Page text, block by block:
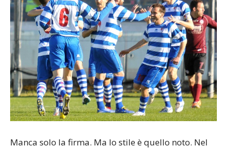
Manca solo la firma. Ma lo stile è quello noto. Nel